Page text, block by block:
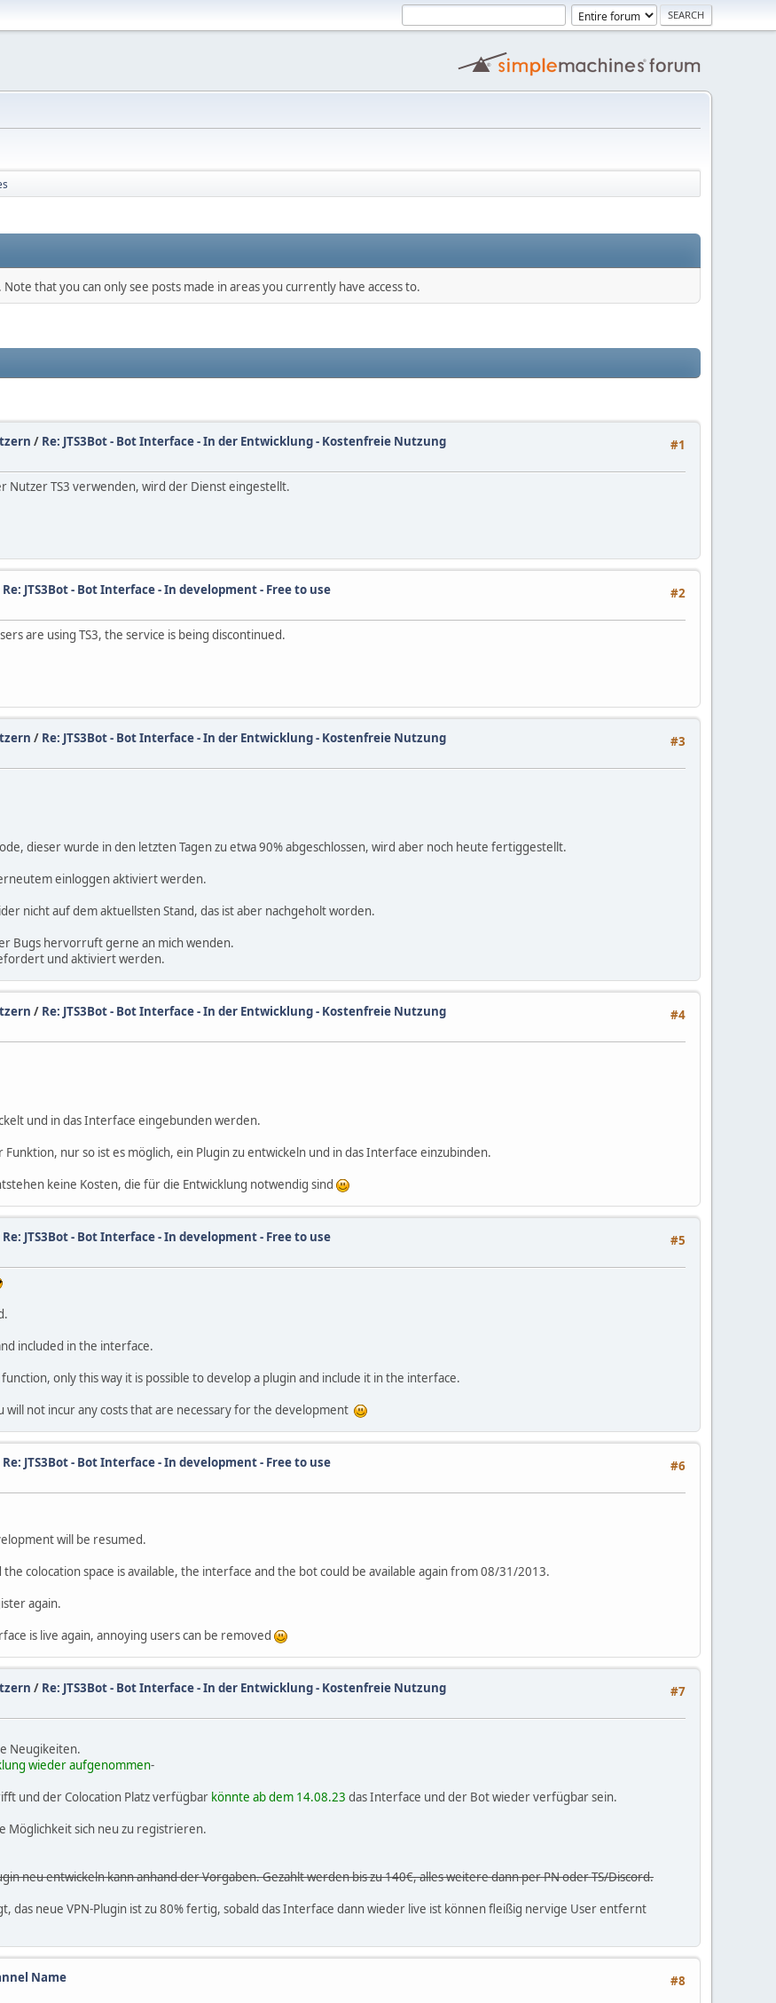
that you can only see posts made in areas you currently have access to.
#1
/ Re: JTS3Bot - Bot Interface - In der Entwicklung - Kostenfreie Nutzung
Nutzer TS3 verwenden, wird der Dienst eingestellt.
#2
Re: JTS3Bot - Bot Interface - In development - Free to use
are using TS3, the service is being discontinued.
#3
/ Re: JTS3Bot - Bot Interface - In der Entwicklung - Kostenfreie Nutzung
dieser wurde in den letzten Tagen zu etwa 90% abgeschlossen, wird aber noch heute fertiggestellt.
einloggen aktiviert werden.
nicht auf dem aktuellsten Stand, das ist aber nachgeholt worden.
Bugs hervorruft gerne an mich wenden.
und aktiviert werden.
#4
/ Re: JTS3Bot - Bot Interface - In der Entwicklung - Kostenfreie Nutzung
und in das Interface eingebunden werden.
nur so ist es möglich, ein Plugin zu entwickeln und in das Interface einzubinden.
keine Kosten, die für die Entwicklung notwendig sind
#5
Re: JTS3Bot - Bot Interface - In development - Free to use
included in the interface.
only this way it is possible to develop a plugin and include it in the interface.
will not incur any costs that are necessary for the development
#6
Re: JTS3Bot - Bot Interface - In development - Free to use
will be resumed.
colocation space is available, the interface and the bot could be available again from 08/31/2013.
again.
is live again, annoying users can be removed
#7
/ Re: JTS3Bot - Bot Interface - In der Entwicklung - Kostenfreie Nutzung
Neugikeiten.
wieder aufgenommen-
und der Colocation Platz verfügbar könnte ab dem 14.08.23 das Interface und der Bot wieder verfügbar sein.
Möglichkeit sich neu zu registrieren.
neu entwickeln kann anhand der Vorgaben. Gezahlt werden bis zu 140€, alles weitere dann per PN oder TS/Discord.
das neue VPN-Plugin ist zu 80% fertig, sobald das Interface dann wieder live ist können fleißig nervige User entfernt
#8
Name